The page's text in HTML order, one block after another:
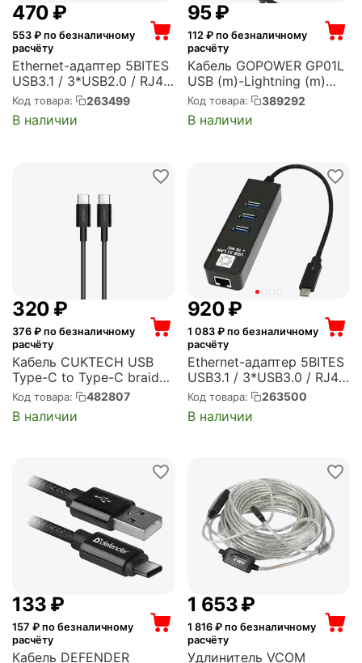
‍470‍ ₽
553 ₽ по безналичному
расчёту
Ethernet-адаптер 5BITES
USB3.1 / 3*USB2.0 / RJ45
100MB / BLACK (UA3C-
45-09BK)
Код товара: 263499
В наличии
‍95‍₽
112₽ по безналичному
расчёту
Кабель GOPOWER GP01L
USB (m)-Lightning (m)
1.0м 2.4A ПВХ черный
(1/800) (00-00018568)
Код товара: 389292
В наличии
‍320‍ ₽
376 ₽ по безналичному
расчёту
Кабель CUKTECH USB
Type-C to Type-C braided
cable(1.5m)3A 60W black
CTC315P
(CKCTC315PCHG)
Код товара: 482807
В наличии
‍920‍₽
1 083₽ по безналичному
расчёту
Ethernet-адаптер 5BITES
USB3.1 / 3*USB3.0 / RJ45
1G / BLACK (UA3C-45-
10BK)
Код товара: 263500
В наличии
‍133‍ ₽
157 ₽ по безналичному
расчёту
Кабель DEFENDER
1 653₽
1 816₽ по безналичному
расчёту
Удлинитель VCOM